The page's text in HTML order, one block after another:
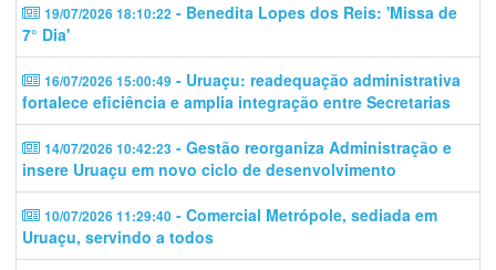
19/07/2026 18:10:22 - Benedita Lopes dos Reis: 'Missa de
7° Dia'
16/07/2026 15:00:49 - Uruaçu: readequação administrativa
fortalece eficiência e amplia integração entre Secretarias
14/07/2026 10:42:23 - Gestão reorganiza Administração e
insere Uruaçu em novo ciclo de desenvolvimento
10/07/2026 11:29:40 - Comercial Metrópole, sediada em
Uruaçu, servindo a todos